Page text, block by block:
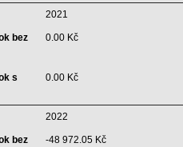
2021
bez
0.00 Kč
s
0.00 Kč
2022
bez
-48 972.05 Kč